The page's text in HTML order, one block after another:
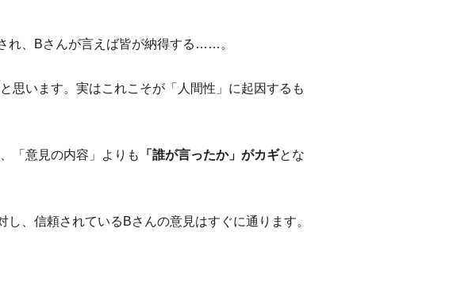
れ、Bさんが言えば皆が納得する……。
思います。実はこれこそが「人間性」に起因するも
「意見の内容」よりも 「誰が言ったか」がカギとな
、信頼されているBさんの意見はすぐに通ります。